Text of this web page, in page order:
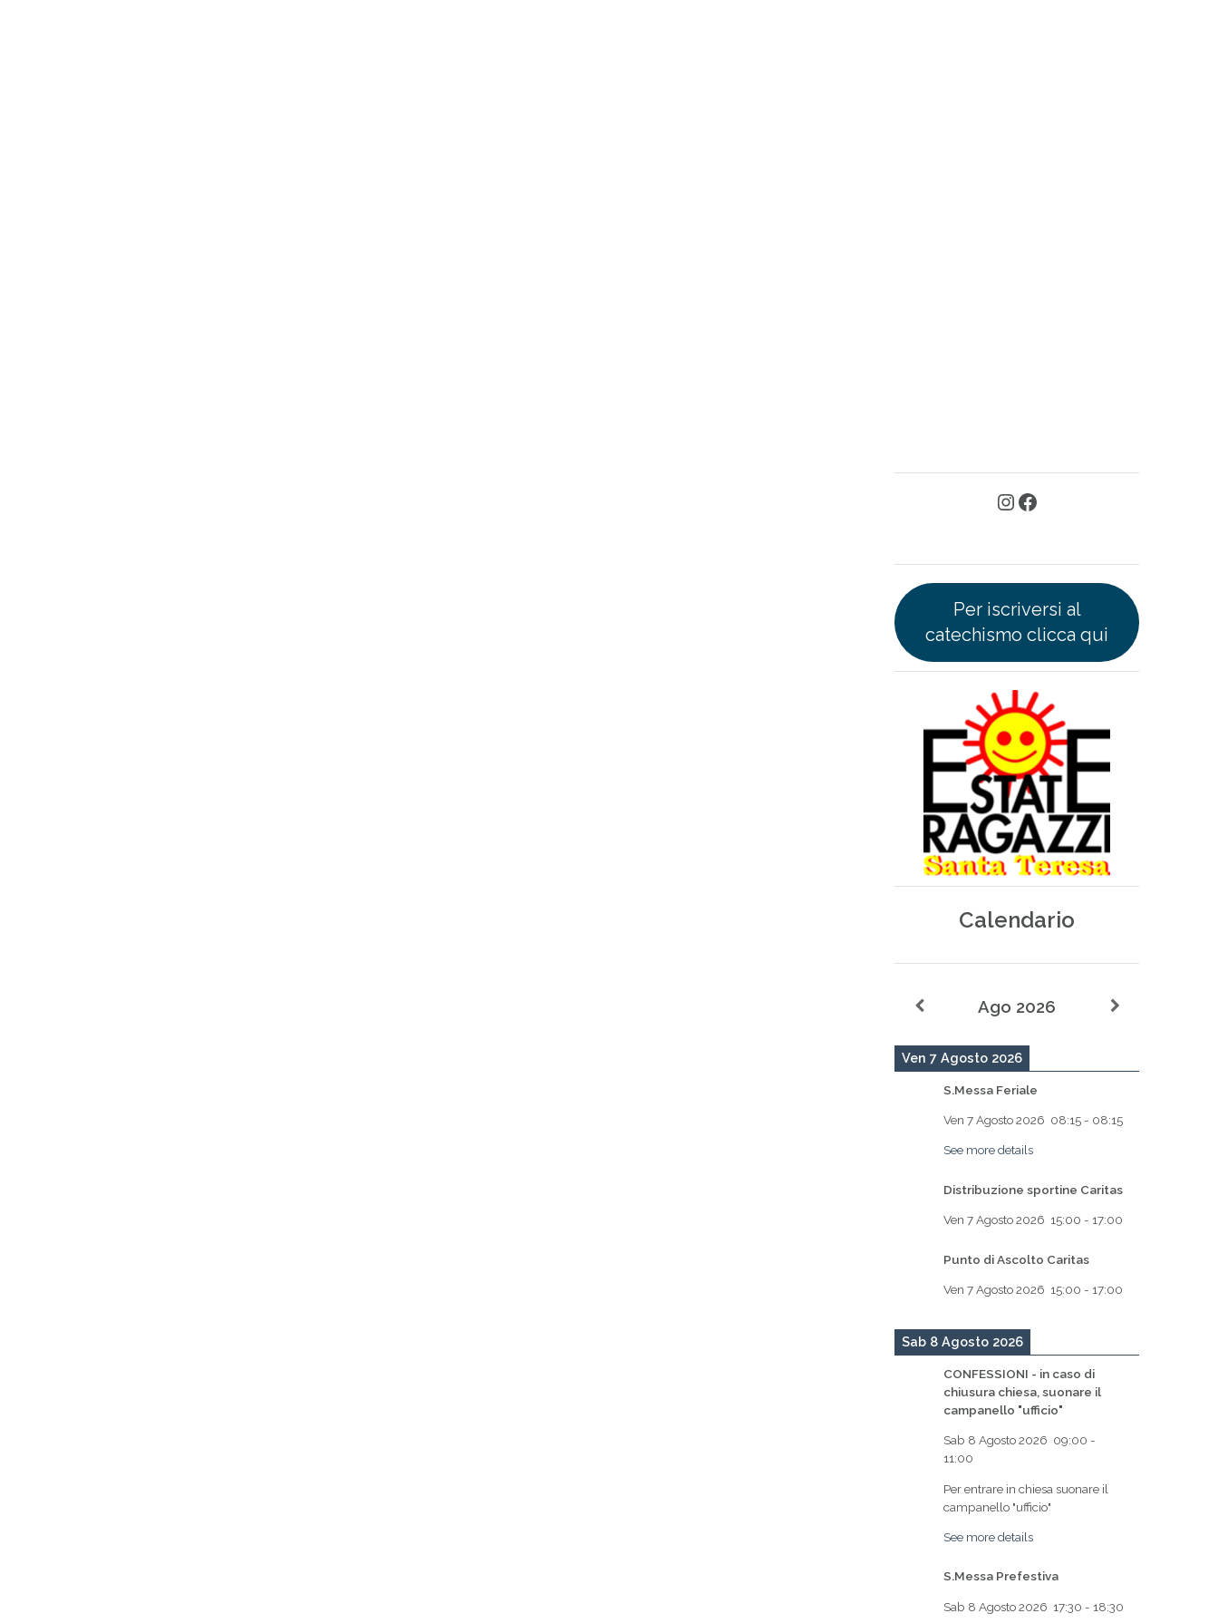
Per iscriversi al
catechismo clicca qui
Calendario
Ago 2026
Ven 7 Agosto 2026
S.Messa Feriale
Ven 7 Agosto 2026 08:15 - 08:15
See more details
Distribuzione sportine Caritas
Ven 7 Agosto 2026 15:00 - 17:00
Punto di Ascolto Caritas
Ven 7 Agosto 2026 15:00 - 17:00
Sab 8 Agosto 2026
CONFESSIONI - in caso di
chiusura chiesa, suonare il
campanello "ufficio"
Sab 8 Agosto 2026 09:00 -
11:00
Per entrare in chiesa suonare il
campanello "ufficio"
See more details
S.Messa Prefestiva
Sab 8 Agosto 2026 17:30 - 18:30